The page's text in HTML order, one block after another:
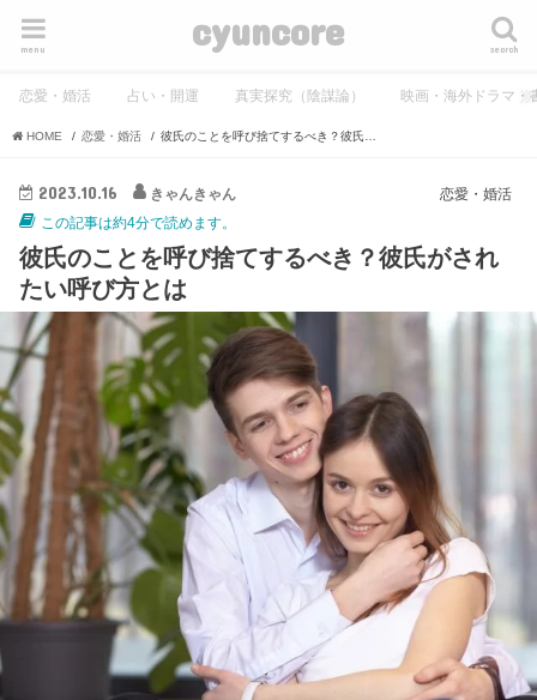
cyuncore search
menu
恋愛・婚活 占い・開運 真実探究（陰謀論） 映画・海外ドラマ・
HOME 恋愛・婚活
恋愛・婚活
2023.10.16
きゃんきゃん
この記事は約4分で読めます。
彼氏のことを呼び捨てするべき？彼氏がされ
たい呼び方とは